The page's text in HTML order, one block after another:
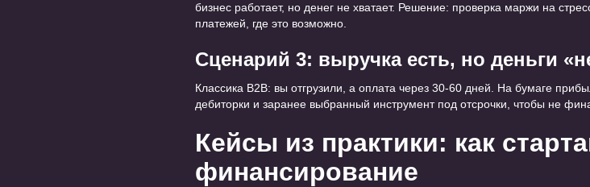
бизнес работает, но денег не хватает. Решение: проверка маржи на
платежей, где это возможно.
Сценарий 3: выручка есть, но деньги
Классика B2B: вы отгрузили, а оплата через 30-60 дней. На бумаге
дебиторки и заранее выбранный инструмент под отсрочки, чтобы не
Кейсы из практики: как
финансирование